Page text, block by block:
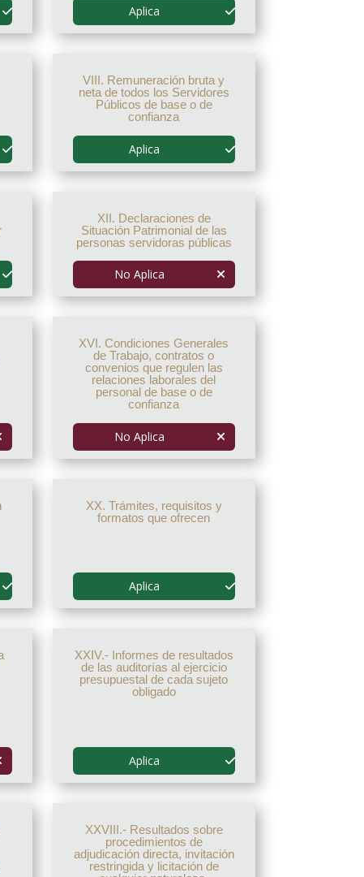
Aplica
VIII. Remuneración bruta y
neta de todos los Servidores
Públicos de base o de
confianza
Aplica
XII. Declaraciones de
Situación Patrimonial de las
personas servidoras públicas
No Aplica
XVI. Condiciones Generales
de Trabajo, contratos o
convenios que regulen las
relaciones laborales del
personal de base o de
confianza
No Aplica
XX. Trámites, requisitos y
formatos que ofrecen
Aplica
XXIV.- Informes de resultados
de las auditorías al ejercicio
presupuestal de cada sujeto
obligado
Aplica
XXVIII.- Resultados sobre
procedimientos de
adjudicación directa, invitación
restringida y licitación de